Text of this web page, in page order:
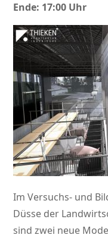
Ende: 17:00 Uhr
Im Versuchs- und
Düsse der
sind zwei neue